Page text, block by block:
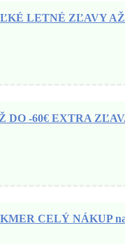
LETNÉ ZĽAVY AŽ
-60€ EXTRA
CELÝ NÁKUP